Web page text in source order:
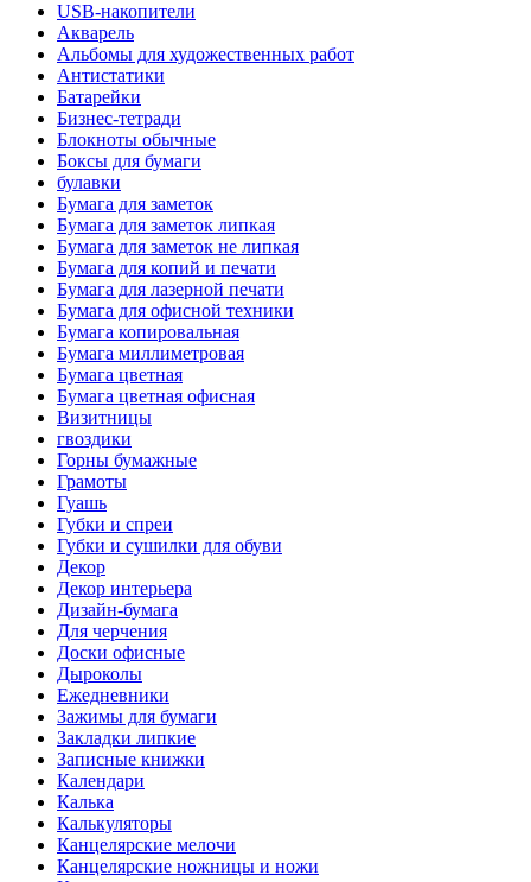
USB-накопители
Акварель
Альбомы для художественных работ
Антистатики
Батарейки
Бизнес-тетради
Блокноты обычные
Боксы для бумаги
булавки
Бумага для заметок
Бумага для заметок липкая
Бумага для заметок не липкая
Бумага для копий и печати
Бумага для лазерной печати
Бумага для офисной техники
Бумага копировальная
Бумага миллиметровая
Бумага цветная
Бумага цветная офисная
Визитницы
гвоздики
Горны бумажные
Грамоты
Гуашь
Губки и спреи
Губки и сушилки для обуви
Декор
Декор интерьера
Дизайн-бумага
Для черчения
Доски офисные
Дыроколы
Ежедневники
Зажимы для бумаги
Закладки липкие
Записные книжки
Календари
Калька
Калькуляторы
Канцелярские мелочи
Канцелярские ножницы и ножи